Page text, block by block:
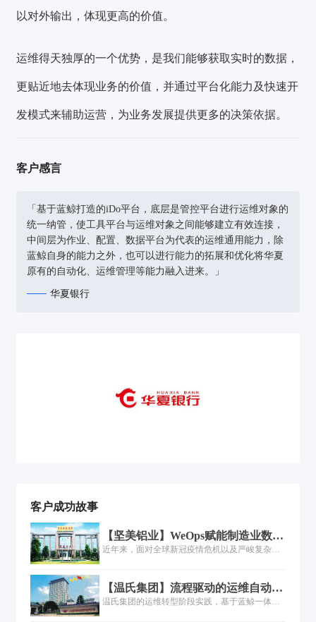
以对外输出，体现更高的价值。
运维得天独厚的一个优势，是我们能够获取实时的数据，
更贴近地去体现业务的价值，并通过平台化能力及快速开
发模式来辅助运营，为业务发展提供更多的决策依据。
客户感言
「基于蓝鲸打造的iDo平台，底层是管控平台进行运维对象的
统一纳管，使工具平台与运维对象之间能够建立有效连接，
中间层为作业、配置、数据平台为代表的运维通用能力，除
蓝鲸自身的能力之外，也可以进行能力的拓展和优化将华夏
原有的自动化、运维管理等能力融入进来。」
华夏银行
客户成功故事
【坚美铝业】WeOps赋能制造业数字
化，助力坚美铝业IT高效管理！
近年来，面对全球新冠疫情危机以及严峻复杂的
积极响应《广东省佛山市落实推动制造业数字化
智能化转型发展》的政策号召，攻坚克难，加大
【温氏集团】流程驱动的运维自动化
在温氏集团的实践
温氏集团的运维转型阶段实践，基于蓝鲸一体化